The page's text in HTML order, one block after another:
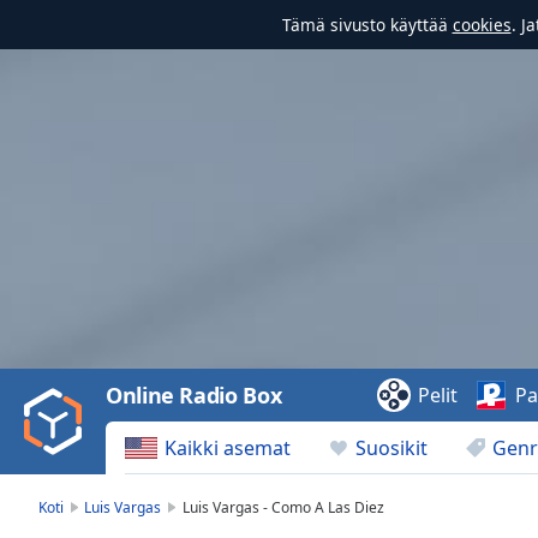
Tämä sivusto käyttää cookies.
Video
Play
Backward
Skip
Kaikki asemat Suosikit
Online Radio Box Pelit
Koti Luis Vargas Luis Vargas - Como A Las Diez